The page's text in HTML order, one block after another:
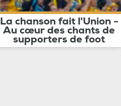
La chanson fait l'Union -
Au cœur des chants de
supporters de foot